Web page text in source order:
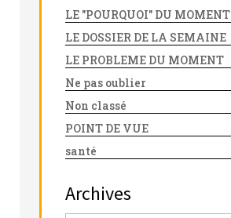
LE "POURQUOI" DU MOMENT
LE DOSSIER DE LA SEMAINE
LE PROBLEME DU MOMENT
Ne pas oublier
Non classé
POINT DE VUE
santé
Archives